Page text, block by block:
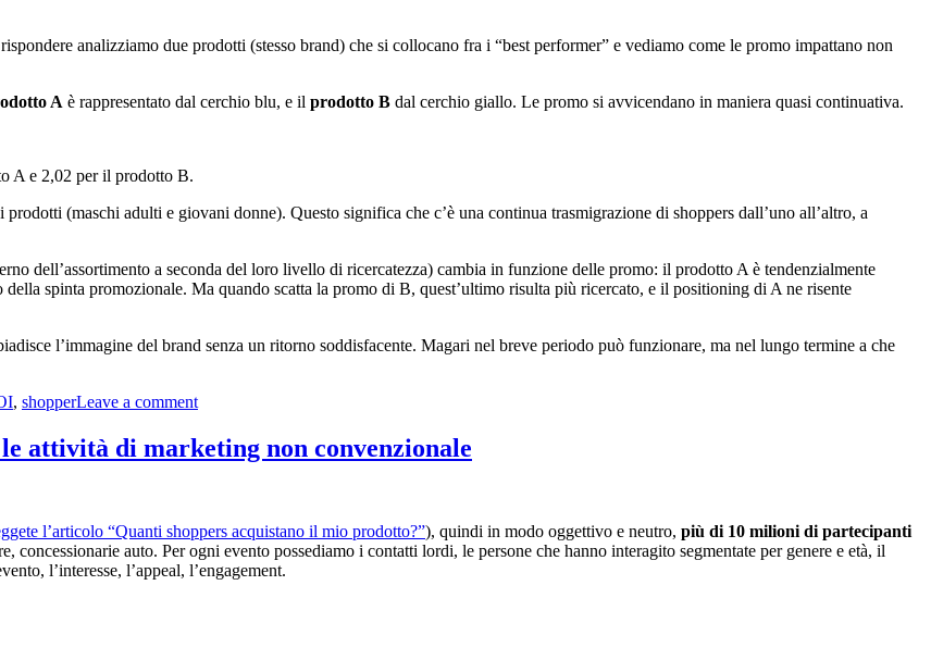
analizziamo due prodotti (stesso brand) che si collocano fra i “best performer” e vediamo come le promo impattano non
A è rappresentato dal cerchio blu, e il prodotto B dal cerchio giallo. Le promo si avvicendano in maniera quasi continuativa.
A e 2,02 per il prodotto B.
(maschi adulti e giovani donne). Questo significa che c’è una continua trasmigrazione di shoppers dall’uno all’altro, a
dell’assortimento a seconda del loro livello di ricercatezza) cambia in funzione delle promo: il prodotto A è tendenzialmente
spinta promozionale. Ma quando scatta la promo di B, quest’ultimo risulta più ricercato, e il positioning di A ne risente
l’immagine del brand senza un ritorno soddisfacente. Magari nel breve periodo può funzionare, ma nel lungo termine a che
, shopperLeave a comment
attività di marketing non convenzionale
l’articolo “Quanti shoppers acquistano il mio prodotto?”), quindi in modo oggettivo e neutro, più di 10 milioni di partecipanti
concessionarie auto. Per ogni evento possediamo i contatti lordi, le persone che hanno interagito segmentate per genere e età, il
l’interesse, l’appeal, l’engagement.